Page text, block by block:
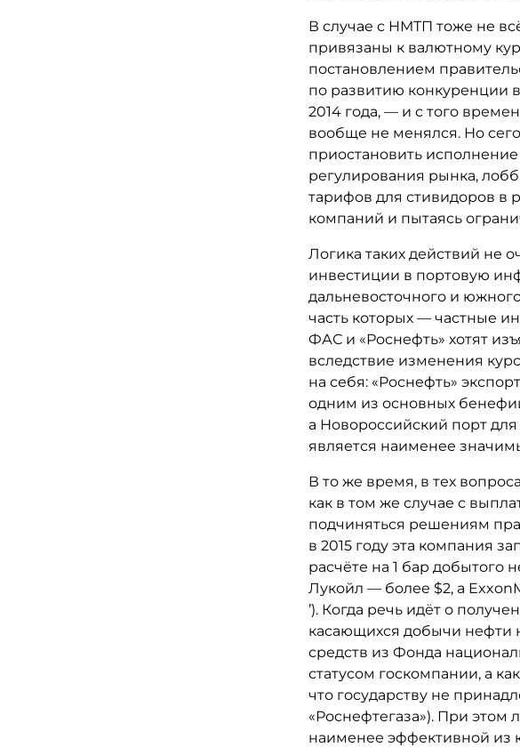
В случае с НМТП тоже не
привязаны к валютному
постановлением
по развитию конкуренции в
2014 года, — и с того
вообще не менялся. Но
приостановить
регулирования рынка,
тарифов для стивидоров в
компаний и пытаясь
Логика таких действий не
инвестиции в портовую
дальневосточного и
часть которых — частные
ФАС и «Роснефть» хотят
вследствие изменения
на себя: «Роснефть»
одним из основных
а Новороссийский порт
является наименее
В то же время, в тех
как в том же случае с
подчиняться решениям
в 2015 году эта компания
расчёте на 1 бар добытого
Лукойл — более $2, а
’). Когда речь идёт о
касающихся добычи нефти
средств из Фонда
статусом госкомпании, а
что государству не
«Роснефтегаза»). При этом
наименее эффективной из